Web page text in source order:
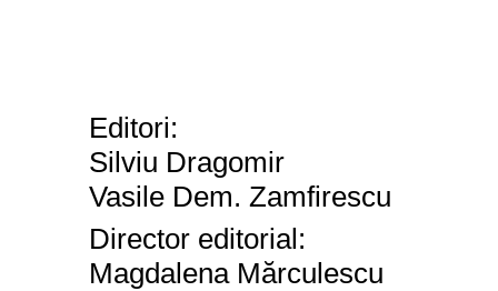
Editori:
Silviu Dragomir
Vasile Dem. Zamfirescu
Director editorial:
Magdalena Mărculescu